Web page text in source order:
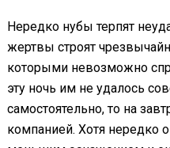
Нередко нубы терпят
жертвы строят
которыми невозможно
эту ночь им не удалось
самостоятельно, то на
компанией. Хотя нередко